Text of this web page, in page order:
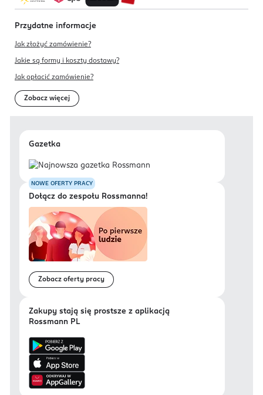
Przydatne informacje
Jak złożyć zamówienie?
Jakie są formy i koszty dostawy?
Jak opłacić zamówienie?
Zobacz więcej
Gazetka
NOWE OFERTY PRACY
Dołącz do zespołu Rossmanna!
Zobacz oferty pracy
Zakupy stają się prostsze z aplikacją
Rossmann PL